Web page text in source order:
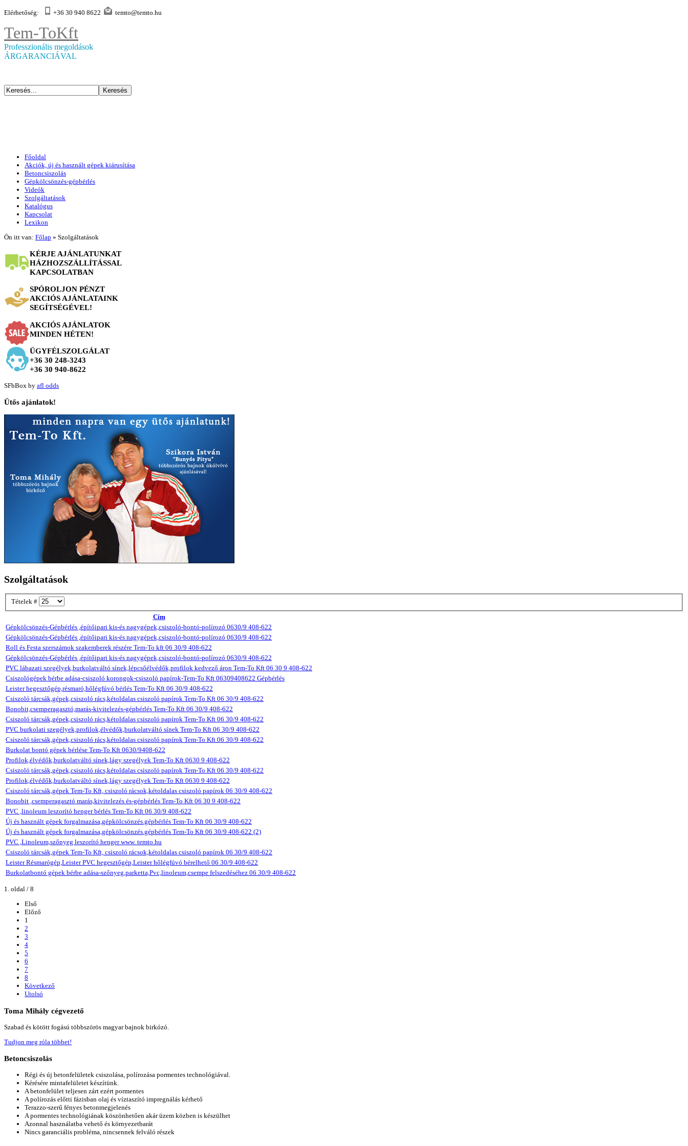
Elérhetőség: +36 30 940 8622 temto@temto.hu
Tem-ToKft
Professzionális megoldások
ÁRGARANCIÁVAL
Főoldal
Akciók, új és használt gépek kiárusítása
Betoncsiszolás
Gépkölcsönzés-gépbérlés
Videók
Szolgáltatások
Katalógus
Kapcsolat
Lexikon
Ön itt van: Főlap » Szolgáltatások
KÉRJE AJÁNLATUNKAT
HÁZHOZSZÁLLÍTÁSSAL
KAPCSOLATBAN
SPÓROLJON PÉNZT
AKCIÓS AJÁNLATAINK
SEGÍTSÉGÉVEL!
AKCIÓS AJÁNLATOK
MINDEN HÉTEN!
ÜGYFÉLSZOLGÁLAT
+36 30 248-3243
+36 30 940-8622
SFbBox by afl odds
Ütős ajánlatok!
Szolgáltatások
Tételek #
Cím
Gépkölcsönzés-Gépbérlés ,építőipari kis-és nagygépek,csiszoló-bontó-polírozó 0630/9 408-622
Gépkölcsönzés-Gépbérlés ,építőipari kis-és nagygépek,csiszoló-bontó-polírozó 0630/9 408-622
Roll és Festa szerszámok szakemberek részére Tem-To kft 06 30/9 408-622
Gépkölcsönzés-Gépbérlés ,építőipari kis-és nagygépek,csiszoló-bontó-polírozó 0630/9 408-622
PVC lábazati szegélyek,burkolatváltó sínek,lépcsőélvédők,profilok kedvező áron Tem-To Kft 06 30 9 408-622
Csiszológépek bérbe adása-csiszoló korongok-csiszoló papírok-Tem-To Kft 06309408622 Gépbérlés
Leister hegesztőgép,résmaró,hőlégfúvó bérlés Tem-To Kft 06 30/9 408-622
Csiszoló tárcsák,gépek,csiszoló rács,kétoldalas csiszoló papírok Tem-To Kft 06 30/9 408-622
Bonobit,csemperagasztó,marás-kivitelezés-gépbérlés Tem-To Kft 06 30/9 408-622
Csiszoló tárcsák,gépek,csiszoló rács,kétoldalas csiszoló papírok Tem-To Kft 06 30/9 408-622
PVC burkolati szegélyek,profilok,élvédők,burkolatváltó sínek Tem-To Kft 06 30/9 408-622
Csiszoló tárcsák,gépek,csiszoló rács,kétoldalas csiszoló papírok Tem-To Kft 06 30/9 408-622
Burkolat bontó gépek bérlése Tem-To Kft 0630/9408-622
Profilok,élvédők,burkolatváltó sínek,lágy szegélyek Tem-To Kft 0630 9 408-622
Csiszoló tárcsák,gépek,csiszoló rács,kétoldalas csiszoló papírok Tem-To Kft 06 30/9 408-622
Profilok,élvédők,burkolatváltó sínek,lágy szegélyek Tem-To Kft 0630 9 408-622
Csiszoló tárcsák,gépek Tem-To Kft, csiszoló rácsok,kétoldalas csiszoló papírok 06 30/9 408-622
Bonobit ,csemperagasztó marás,kivitelezés és-gépbérlés Tem-To Kft 06 30 9 408-622
PVC ,linoleum leszorító henger bérlés Tem-To Kft 06 30/9 408-622
Új és használt gépek forgalmazása,gépkölcsönzés.gépbérlés Tem-To Kft 06 30/9 408-622
Új és használt gépek forgalmazása,gépkölcsönzés.gépbérlés Tem-To Kft 06 30/9 408-622 (2)
PVC ,Linoleum,szőnyeg leszorító henger www. temto.hu
Csiszoló tárcsák,gépek Tem-To Kft, csiszoló rácsok,kétoldalas csiszoló papírok 06 30/9 408-622
Leister Résmarógép,Leister PVC hegesztőgép,Leister hőlégfúvó bérelhető 06 30/9 408-622
Burkolatbontó gépek bérbe adása-szőnyeg,parketta,Pvc,linoleum,csempe felszedéséhez 06 30/9 408-622
1. oldal / 8
Első
Előző
1
2
3
4
5
6
7
8
Következő
Utolsó
Toma Mihály cégvezető
Szabad és kötött fogású többszörös magyar bajnok birkózó.
Tudjon meg róla többet!
Betoncsiszolás
Régi és új betonfelületek csiszolása, polírozása pormentes technológiával.
Kérésére mintafelületet készítünk.
A betonfelület teljesen zárt ezért pormentes
A polírozás előtti fázisban olaj és víztaszító impregnálás kérhető
Terazzo-szerű fényes betonmegjelenés
A pormentes technológiának köszönhetően akár üzem közben is készülhet
Azonnal használatba vehető és környezetbarát
Nincs garanciális probléma, nincsennek felváló részek